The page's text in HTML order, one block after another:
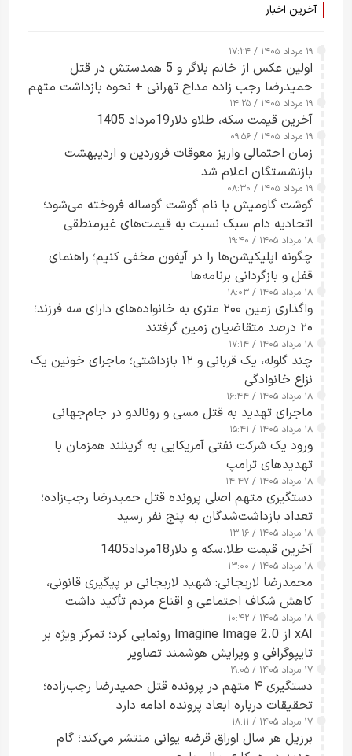
آخرین اخبار
۱۹ مرداد ۱۴۰۵ / ۱۷:۲۴
اولین عکس از خانم بلاگر و 5 همدستش در قتل
حمیدرضا رجب زاده مداح تهرانی + نحوه بازداشت متهم
زن قبل از ترک ایران
۱۹ مرداد ۱۴۰۵ / ۱۴:۲۵
آخرین قیمت سکه، طلاو دلار19مرداد 1405
۱۹ مرداد ۱۴۰۵ / ۰۹:۵۶
زمان احتمالی واریز معوقات فروردین و اردیبهشت
بازنشستگان اعلام شد
۱۹ مرداد ۱۴۰۵ / ۰۸:۳۰
گوشت گاومیش با نام گوشت گوساله فروخته می‌شود؛
اتحادیه دام سبک نسبت به قیمت‌های غیرمنطقی
هشدار داد
۱۸ مرداد ۱۴۰۵ / ۱۹:۴۰
چگونه اپلیکیشن‌ها را در آیفون مخفی کنیم؛ راهنمای
قفل و بازگردانی برنامه‌ها
۱۸ مرداد ۱۴۰۵ / ۱۸:۰۳
واگذاری زمین ۲۰۰ متری به خانواده‌های دارای سه فرزند؛
۲۰ درصد متقاضیان زمین گرفتند
۱۸ مرداد ۱۴۰۵ / ۱۷:۱۴
چند گلوله، یک قربانی و ۱۲ بازداشتی؛ ماجرای خونین یک
نزاع خانوادگی
۱۸ مرداد ۱۴۰۵ / ۱۶:۴۴
ماجرای تهدید به قتل مسی و رونالدو در جام‌جهانی
۱۸ مرداد ۱۴۰۵ / ۱۵:۴۱
ورود یک شرکت نفتی آمریکایی به گرینلند همزمان با
تهدیدهای ترامپ
۱۸ مرداد ۱۴۰۵ / ۱۴:۴۷
دستگیری متهم اصلی پرونده قتل حمیدرضا رجب‌زاده؛
تعداد بازداشت‌شدگان به پنج نفر رسید
۱۸ مرداد ۱۴۰۵ / ۱۳:۱۶
آخرین قیمت طلا،سکه و دلار18مرداد1405
۱۸ مرداد ۱۴۰۵ / ۱۳:۰۰
محمدرضا لاریجانی: شهید لاریجانی بر پیگیری قانونی،
کاهش شکاف اجتماعی و اقناع مردم تأکید داشت
۱۸ مرداد ۱۴۰۵ / ۱۰:۴۲
xAI از Imagine Image 2.0 رونمایی کرد؛ تمرکز ویژه بر
تایپوگرافی و ویرایش هوشمند تصاویر
۱۷ مرداد ۱۴۰۵ / ۱۹:۰۵
دستگیری ۴ متهم در پرونده قتل حمیدرضا رجب‌زاده؛
تحقیقات درباره ابعاد پرونده ادامه دارد
۱۷ مرداد ۱۴۰۵ / ۱۸:۱۱
برزیل هر سال اوراق قرضه یوانی منتشر می‌کند؛ گام